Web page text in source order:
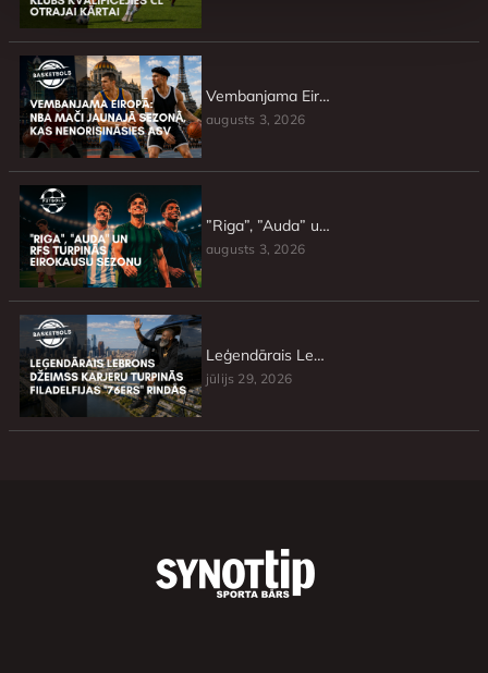
Vembanjama Eiropā: NBA mači jaunajā sezonā, kas nenorisināsies ASV
augusts 3, 2026
”Riga”, ”Auda” un RFS turpinās Eirokausu sezonu
augusts 3, 2026
Leģendārais Lebrons Džeimss karjeru turpinās Filadelfijas ”76ers” rindās
jūlijs 29, 2026